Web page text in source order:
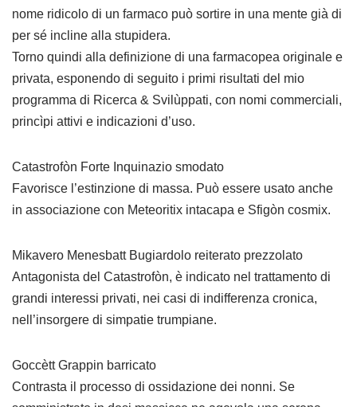
nome ridicolo di un farmaco può sortire in una mente già di
per sé incline alla stupidera.
Torno quindi alla definizione di una farmacopea originale e
privata, esponendo di seguito i primi risultati del mio
programma di Ricerca & Svilùppati, con nomi commerciali,
princìpi attivi e indicazioni d’uso.
Catastrofòn Forte Inquinazio smodato
Favorisce l’estinzione di massa. Può essere usato anche
in associazione con Meteoritix intacapa e Sfigòn cosmix.
Mikavero Menesbatt Bugiardolo reiterato prezzolato
Antagonista del Catastrofòn, è indicato nel trattamento di
grandi interessi privati, nei casi di indifferenza cronica,
nell’insorgere di simpatie trumpiane.
Goccètt Grappin barricato
Contrasta il processo di ossidazione dei nonni. Se